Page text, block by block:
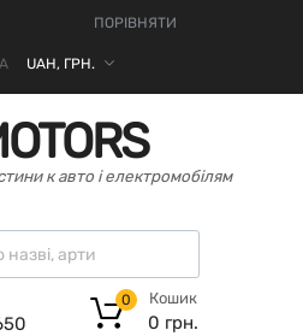
ПОРІВНЯТИ
к авто і електромобілям
Кошик
0 грн.
0